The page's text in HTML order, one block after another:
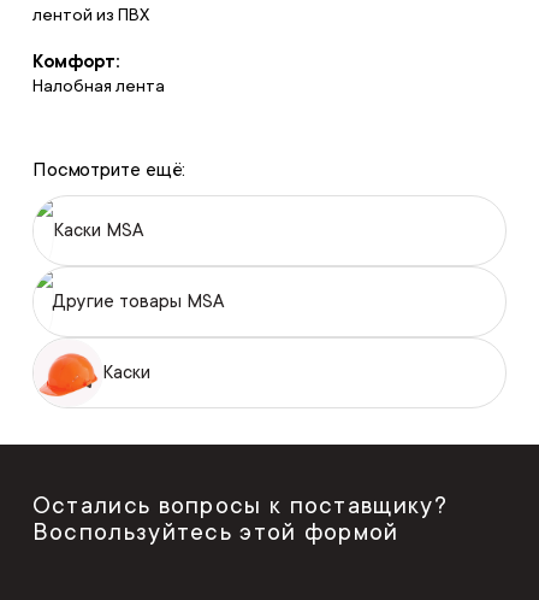
лентой из ПВХ
Комфорт:
Налобная лента
Посмотрите ещё:
Каски MSA
Другие товары MSA
Каски
Остались вопросы к поставщику?
Воспользуйтесь этой формой